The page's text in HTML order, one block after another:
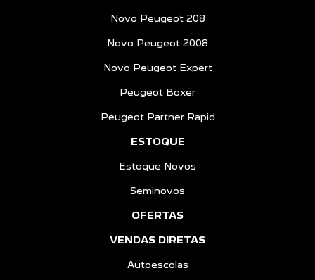
Novo Peugeot 208
Novo Peugeot 2008
Novo Peugeot Expert
Peugeot Boxer
Peugeot Partner Rapid
ESTOQUE
Estoque Novos
Seminovos
OFERTAS
VENDAS DIRETAS
Autoescolas